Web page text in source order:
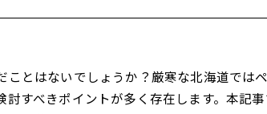
とはないでしょうか？厳寒な北海道では
すべきポイントが多く存在します。本記